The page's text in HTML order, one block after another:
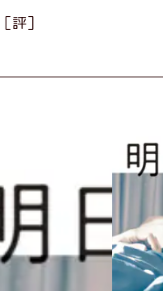
評］